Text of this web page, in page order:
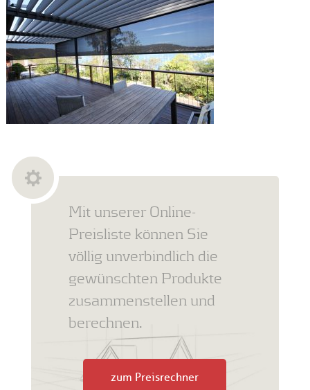
Mit unserer Online-
Preisliste können Sie
völlig unverbindlich die
gewünschten Produkte
zusammenstellen und
berechnen.
zum Preisrechner